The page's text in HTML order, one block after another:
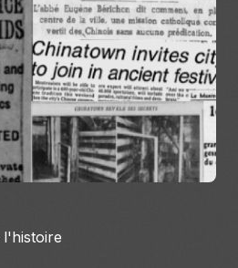
studio
l'histoire